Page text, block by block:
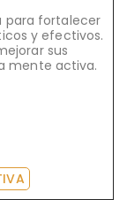
para fortalecer
y efectivos.
sus
mente activa.